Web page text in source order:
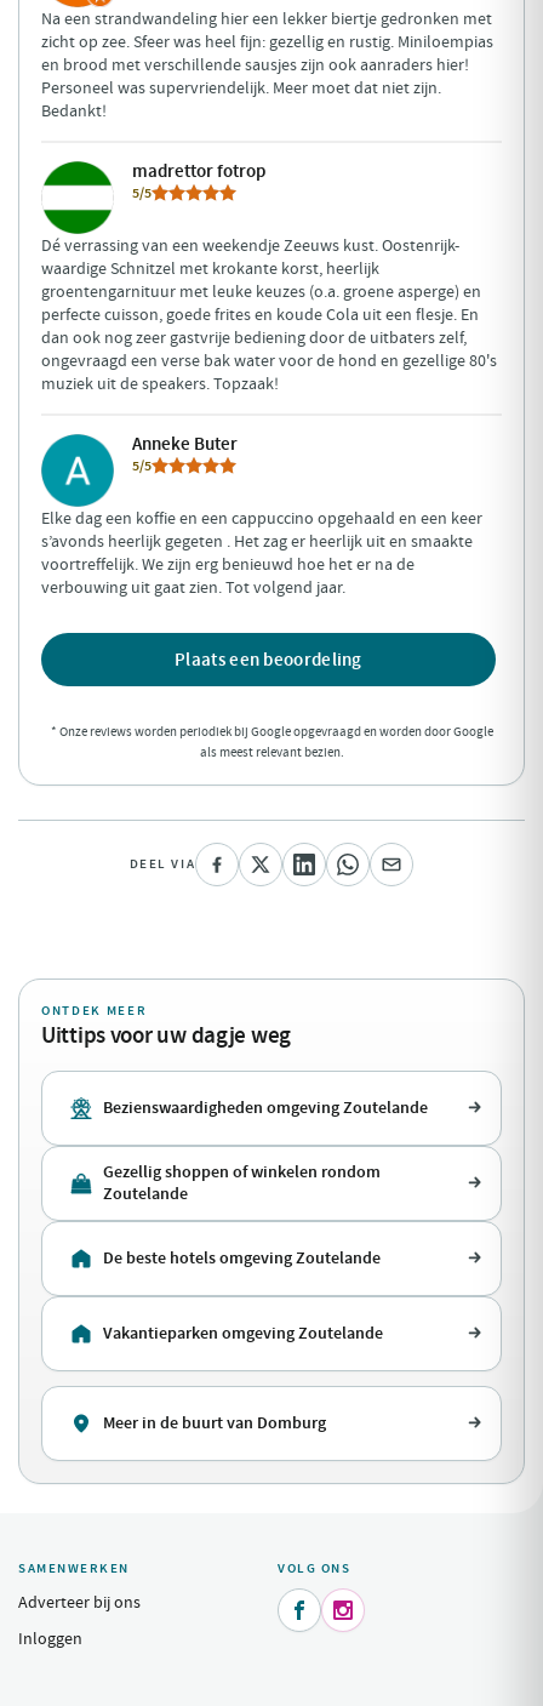
Na een strandwandeling hier een lekker biertje gedronken met
zicht op zee. Sfeer was heel fijn: gezellig en rustig. Miniloempias
en brood met verschillende sausjes zijn ook aanraders hier!
Personeel was supervriendelijk. Meer moet dat niet zijn.
Bedankt!
madrettor fotrop
5/5
Dé verrassing van een weekendje Zeeuws kust. Oostenrijk-
waardige Schnitzel met krokante korst, heerlijk
groentengarnituur met leuke keuzes (o.a. groene asperge) en
perfecte cuisson, goede frites en koude Cola uit een flesje. En
dan ook nog zeer gastvrije bediening door de uitbaters zelf,
ongevraagd een verse bak water voor de hond en gezellige 80's
muziek uit de speakers. Topzaak!
Anneke Buter
5/5
Elke dag een koffie en een cappuccino opgehaald en een keer
s’avonds heerlijk gegeten . Het zag er heerlijk uit en smaakte
voortreffelijk. We zijn erg benieuwd hoe het er na de
verbouwing uit gaat zien. Tot volgend jaar.
Plaats een beoordeling
* Onze reviews worden periodiek bij Google opgevraagd en worden door Google
als meest relevant bezien.
DEEL VIA
ONTDEK MEER
Uittips voor uw dagje weg
Bezienswaardigheden omgeving Zoutelande
Gezellig shoppen of winkelen rondom
Zoutelande
De beste hotels omgeving Zoutelande
Vakantieparken omgeving Zoutelande
Meer in de buurt van Domburg
SAMENWERKEN
Adverteer bij ons
Inloggen
VOLG ONS
 